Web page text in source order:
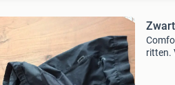
ritten.